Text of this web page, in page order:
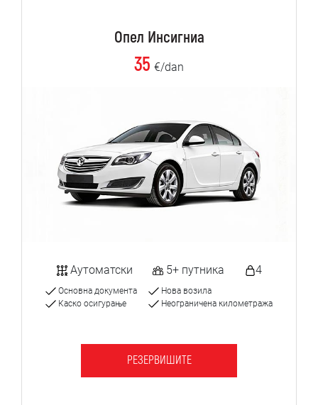
Опел Инсигниа
35 €/dan
Аутоматски 5+ путника 4
Основна документа
Каско осигурање
Нова возила
Неограничена километража
РЕЗЕРВИШИТЕ